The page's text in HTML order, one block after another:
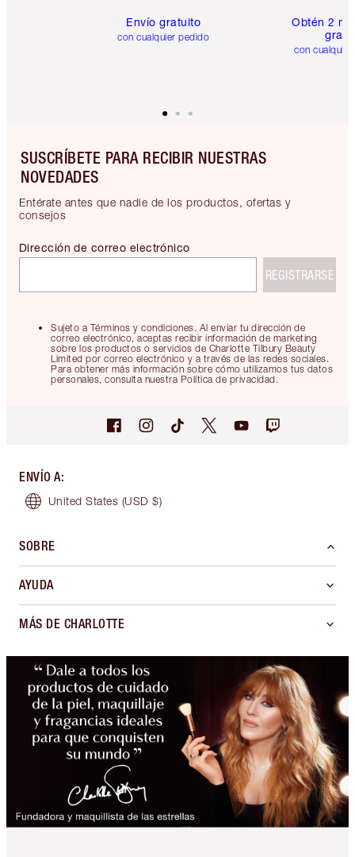
Envío gratuito
con cualquier pedido
Obtén 2
gratis
con
SUSCRÍBETE PARA RECIBIR NUESTRAS
NOVEDADES
Entérate antes que nadie de los productos, ofertas y
consejos
Sujeto a Términos y condiciones. Al enviar tu dirección de
correo electrónico, aceptas recibir información de marketing
sobre los productos o servicios de Charlotte Tilbury Beauty
Limited por correo electrónico y a través de las redes sociales.
Para obtener más información sobre cómo utilizamos tus datos
personales, consulta nuestra Política de privacidad.
Dirección de correo electrónico
REGISTRARSE
ENVÍO A:
United States (USD $)
SOBRE
AYUDA
MÁS DE CHARLOTTE